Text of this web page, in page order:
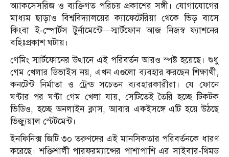
অ্যাকসেসরিজ ও ব্যক্তিগত পরিচয় প্রকাশের সঙ্গী। যোগাযোগের
মাধ্যম ছাড়াও বিশ্ববিদ্যালয়ের ক্যাফেটেরিয়া থেকে ভিড় বাসে
কিংবা ই-স্পোর্টস টুর্নামেন্টে—স্মার্টফোন আজ নিজস্ব ফ্যাশনের
বহিঃপ্রকাশ ঘটায়।
গেমিং স্মার্টফোনের উত্থানে এই পরিবর্তন আরও স্পষ্ট হয়েছে। শুধু
গেম খেলার ডিভাইস নয়, এখন এগুলো ব্যবহার করছেন শিক্ষার্থী,
কনটেন্ট নির্মাতা ও ট্রেন্ড সচেতন ব্যবহারকারীরা। যে ফোনে
ঘণ্টার পর ঘণ্টা গেম খেলা যায়, সেটিতেই তৈরি হচ্ছে টিকটক
ভিডিও, হচ্ছে অনলাইন ক্লাস, আবার একইসঙ্গে এটি হয়ে উঠছে
ভিজ্যুয়াল স্টেটমেন্ট।
ইনফিনিক্স জিটি ৩০ তরুণদের এই মানসিকতার পরিবর্তনকে ধারণ
করেছে। শক্তিশালী পারফরম্যান্সের পাশাপাশি এর সাইবার-থিমড